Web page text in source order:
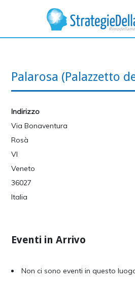
Palarosa (Palazzetto
Indirizzo
Via Bonaventura
Rosà
VI
Veneto
36027
Italia
Eventi in Arrivo
Non ci sono eventi in questo